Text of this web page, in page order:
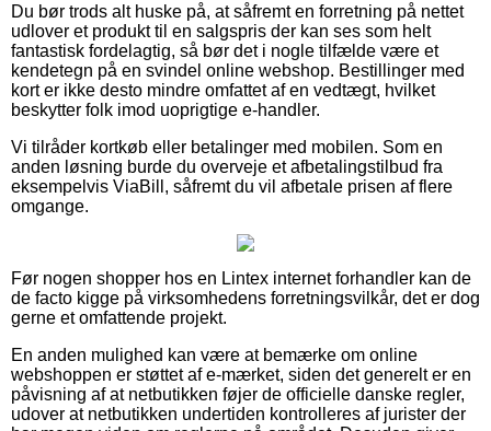
Du bør trods alt huske på, at såfremt en forretning på nettet
udlover et produkt til en salgspris der kan ses som helt
fantastisk fordelagtig, så bør det i nogle tilfælde være et
kendetegn på en svindel online webshop. Bestillinger med
kort er ikke desto mindre omfattet af en vedtægt, hvilket
beskytter folk imod uoprigtige e-handler.
Vi tilråder kortkøb eller betalinger med mobilen. Som en
anden løsning burde du overveje et afbetalingstilbud fra
eksempelvis ViaBill, såfremt du vil afbetale prisen af flere
omgange.
Før nogen shopper hos en Lintex internet forhandler kan de
de facto kigge på virksomhedens forretningsvilkår, det er dog
gerne et omfattende projekt.
En anden mulighed kan være at bemærke om online
webshoppen er støttet af e-mærket, siden det generelt er en
påvisning af at netbutikken føjer de officielle danske regler,
udover at netbutikken undertiden kontrolleres af jurister der